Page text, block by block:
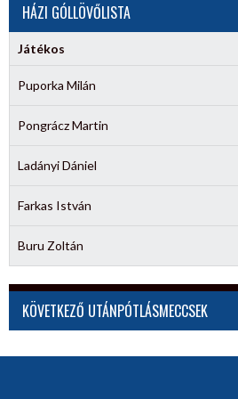
HÁZI GÓLLÖVŐLISTA
Játékos
Puporka Milán
Pongrácz Martin
Ladányi Dániel
Farkas István
Buru Zoltán
KÖVETKEZŐ UTÁNPÓTLÁSMECCSEK